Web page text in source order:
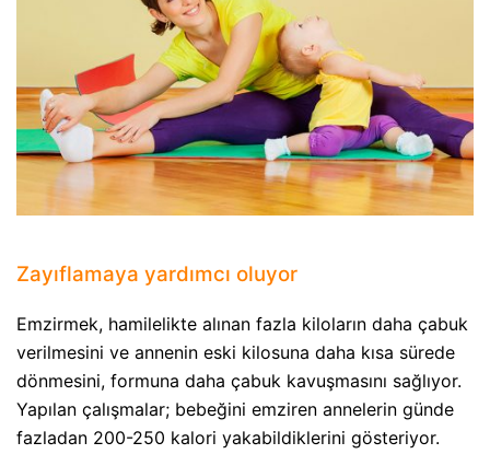
Zayıflamaya yardımcı oluyor
Emzirmek, hamilelikte alınan fazla kiloların daha çabuk
verilmesini ve annenin eski kilosuna daha kısa sürede
dönmesini, formuna daha çabuk kavuşmasını sağlıyor.
Yapılan çalışmalar; bebeğini emziren annelerin günde
fazladan 200-250 kalori yakabildiklerini gösteriyor.